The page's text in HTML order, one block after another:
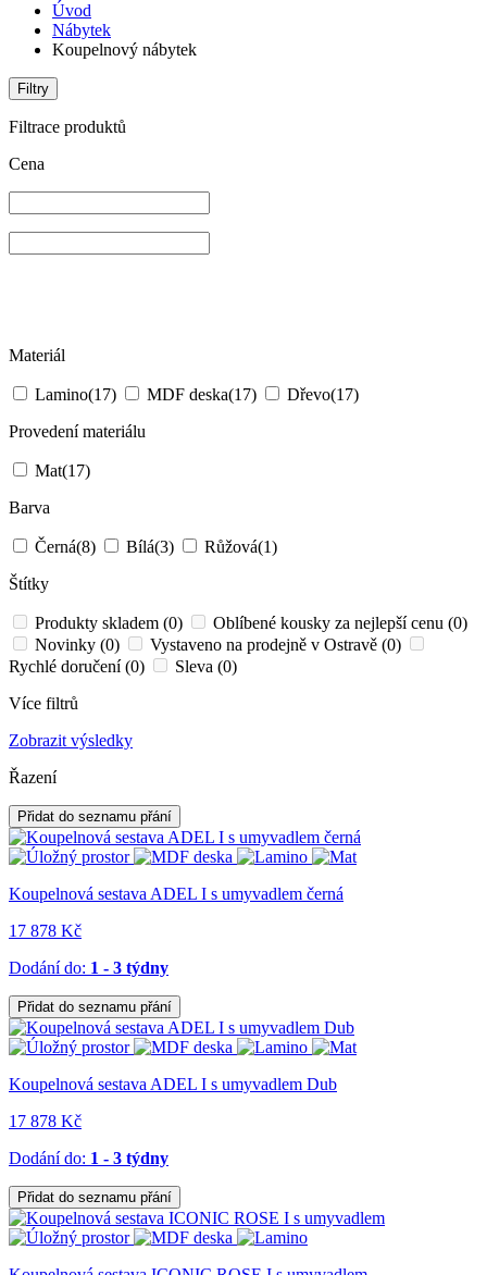
Úvod
Nábytek
Koupelnový nábytek
Filtry
Filtrace produktů
Cena
Materiál
Lamino(17) MDF deska(17) Dřevo(17)
Provedení materiálu
Mat(17)
Barva
Černá(8) Bílá(3) Růžová(1)
Štítky
Produkty skladem (0)
Oblíbené kousky za nejlepší cenu (0)
Novinky (0)
Vystaveno na prodejně v Ostravě (0)
Rychlé doručení (0)
Sleva (0)
Více filtrů
Zobrazit výsledky
Řazení
Přidat do seznamu přání
Koupelnová sestava ADEL I s umyvadlem černá
17 878 Kč
Dodání do: 1 - 3 týdny
Přidat do seznamu přání
Koupelnová sestava ADEL I s umyvadlem Dub
17 878 Kč
Dodání do: 1 - 3 týdny
Přidat do seznamu přání